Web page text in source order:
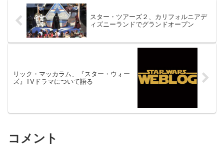
スター・ツアーズ２、カリフォルニアデ
ィズニーランドでグランドオープン
リック・マッカラム、『スター・ウォー
ズ』TVドラマについて語る
コメント